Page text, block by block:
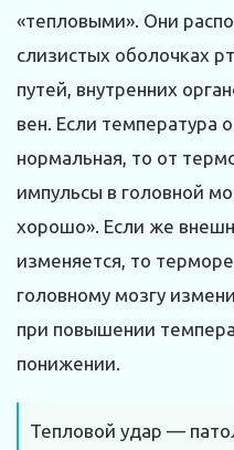
«тепловыми». Они
слизистых оболочках
путей, внутренних
вен. Если
нормальная, то от
импульсы в головной
хорошо». Если же
изменяется, то
головному мозгу
при повышении
понижении.
Тепловой удар —